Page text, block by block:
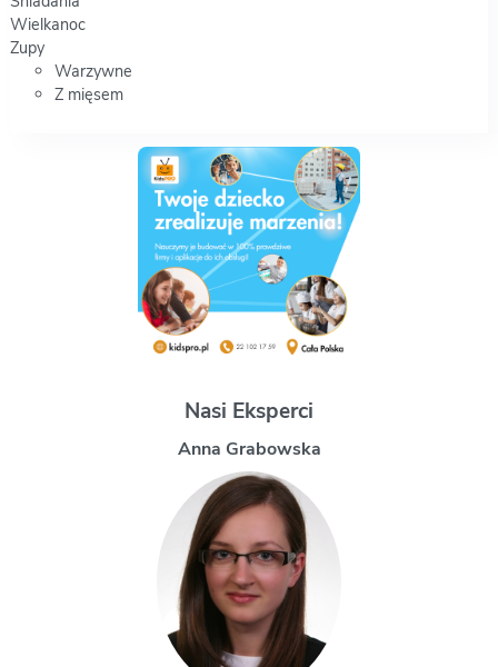
Wielkanoc
Zupy
Warzywne
Z mięsem
Nasi Eksperci
Magdalena Uchman